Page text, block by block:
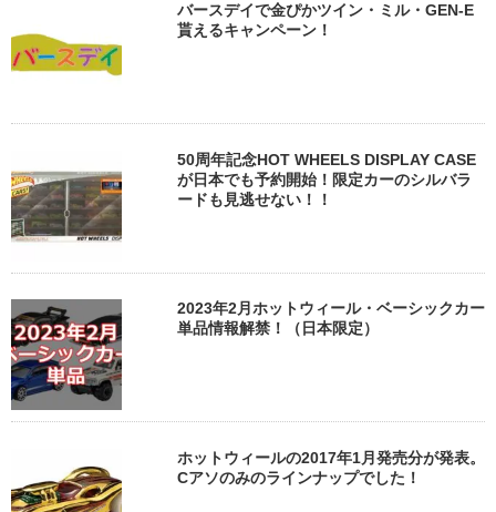
バースデイで金ぴかツイン・ミル・GEN-E
貰えるキャンペーン！
50周年記念HOT WHEELS DISPLAY CASE
が日本でも予約開始！限定カーのシルバラ
ードも見逃せない！！
2023年2月ホットウィール・ベーシックカー
単品情報解禁！（日本限定）
ホットウィールの2017年1月発売分が発表。
Cアソのみのラインナップでした！